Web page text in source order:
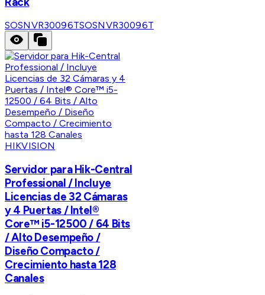
SOSNVR30096TSOSNVR30096T
HIKVISION
Servidor para Hik-Central
Professional / Incluye
Licencias de 32 Cámaras
y 4 Puertas / Intel®
Core™ i5-12500 / 64 Bits
/ Alto Desempeño /
Diseño Compacto /
Crecimiento hasta 128
Canales